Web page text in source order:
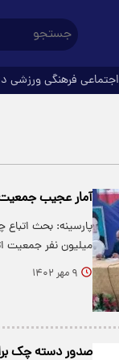
اجتماعی فرهنگیورزشی
آمار عجیب جمعیت
میلیون نفر جمعیت
۹ مهر ۱۴۰۲
صدور دسته چک